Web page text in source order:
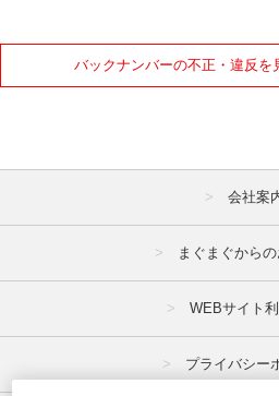
バックナンバーの不正・違反を
会社案
まぐまぐから
WEBサイト
プライバシー